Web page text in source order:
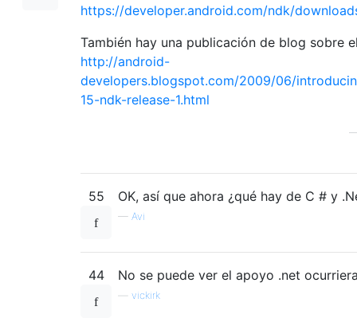
https://developer.android.com/ndk/
También hay una publicación de blog sobre
http://android-
developers.blogspot.com/2009/06/
15-ndk-release-1.html
55 OK, así que ahora ¿qué hay de C # y
— Avi
44 No se puede ver el apoyo .net
vickirk